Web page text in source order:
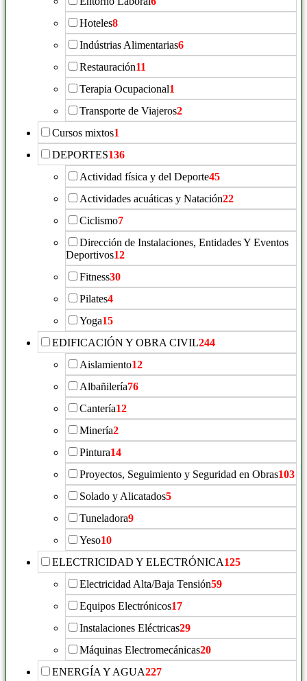
Hoteles8
Indústrias Alimentarias6
Restauración11
Terapia Ocupacional1
Transporte de Viajeros2
Cursos mixtos1
DEPORTES136
Actividad física y del Deporte45
Actividades acuáticas y Natación22
Ciclismo7
Dirección de Instalaciones, Entidades Y Eventos
Deportivos12
Fitness30
Pilates4
Yoga15
EDIFICACIÓN Y OBRA CIVIL244
Aislamiento12
Albañilería76
Cantería12
Minería2
Pintura14
Proyectos, Seguimiento y Seguridad en Obras103
Solado y Alicatados5
Tuneladora9
Yeso10
ELECTRICIDAD Y ELECTRÓNICA125
Electricidad Alta/Baja Tensión59
Equipos Electrónicos17
Instalaciones Eléctricas29
Máquinas Electromecánicas20
ENERGÍA Y AGUA227